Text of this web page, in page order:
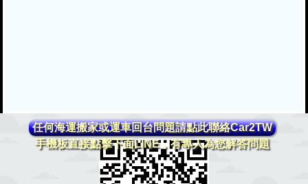
任何海運搬家或運車回台問題請點此聯絡Car2TW
手機板直接點擊下面LINE，有專人為您解答問題